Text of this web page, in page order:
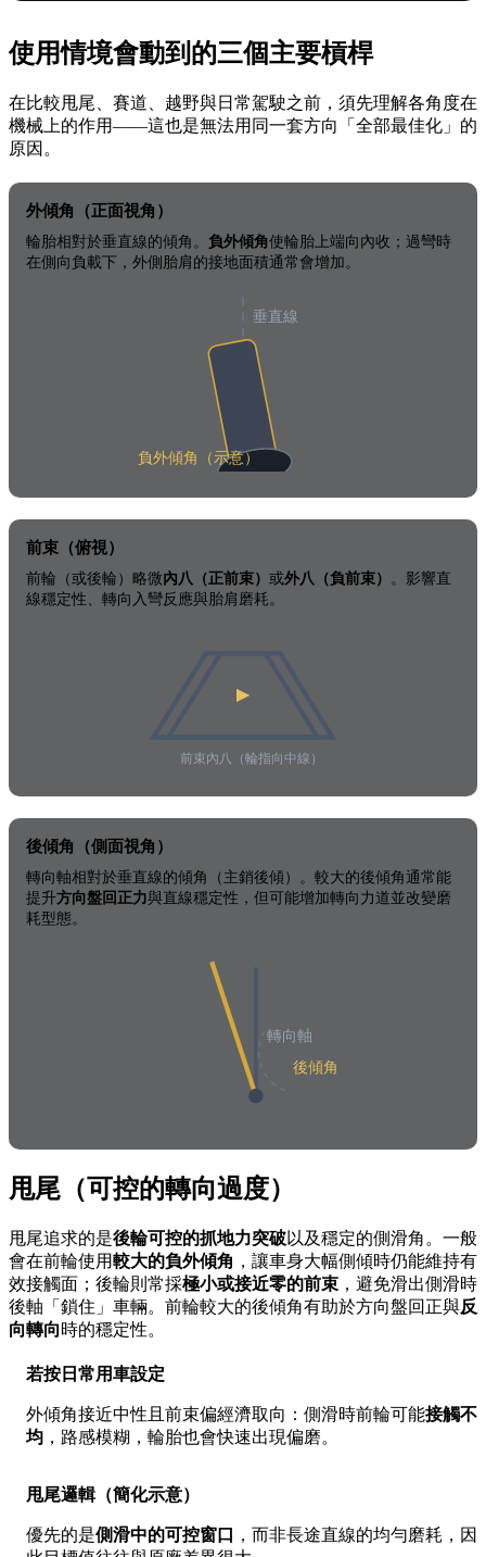
使用情境會動到的三個主要槓桿
在比較甩尾、賽道、越野與日常駕駛之前，須先理解各角度在
機械上的作用——這也是無法用同一套方向「全部最佳化」的
原因。
外傾角（正面視角）
輪胎相對於垂直線的傾角。 負外傾角使輪胎上端向內收；過彎時
在側向負載下，外側胎肩的接地面積通常會增加。
垂直線
負外傾角（示意）
前束（俯視）
前輪（或後輪）略微內八（正前束） 或外八（負前束）
。影響直
線穩定性、轉向入彎反應與胎肩磨耗。
前束內八（輪指向中線）
後傾角（側面視角）
轉向軸相對於垂直線的傾角（主銷後傾）。較大的後傾角通常能
提升方向盤回正力與直線穩定性，但可能增加轉向力道並改變磨
耗型態。
轉向軸
後傾角
甩尾（可控的轉向過度）
甩尾追求的是後輪可控的抓地力突破以及穩定的側滑角。一般
會在前輪使用較大的負外傾角 ，讓車身大幅側傾時仍能維持有
效接觸面；後輪則常採極小或接近零的前束 ，避免滑出側滑時
後軸「鎖住」車輛。前輪較大的後傾角有助於方向盤回正與反
向轉向時的穩定性。
若按日常用車設定
外傾角接近中性且前束偏經濟取向：側滑時前輪可能接觸不
均 ，路感模糊，輪胎也會快速出現偏磨。
甩尾邏輯（簡化示意）
優先的是側滑中的可控窗口
，而非長途直線的均勻磨耗，因